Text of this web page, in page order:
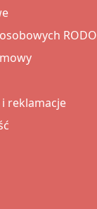
RODO
reklamacje